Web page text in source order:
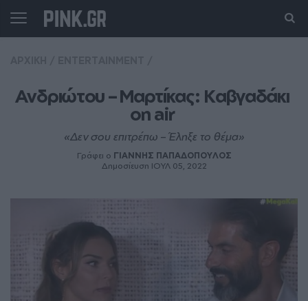
Ανδριώτου – Μαρτίκας: Καβγαδάκι
on air
«Δεν σου επιτρέπω – Έληξε το θέμα»
Γράφει ο ΓΙΑΝΝΗΣ ΠΑΠΑΔΟΠΟΥΛΟΣ
Δημοσίευση ΙΟΥΛ 05, 2022